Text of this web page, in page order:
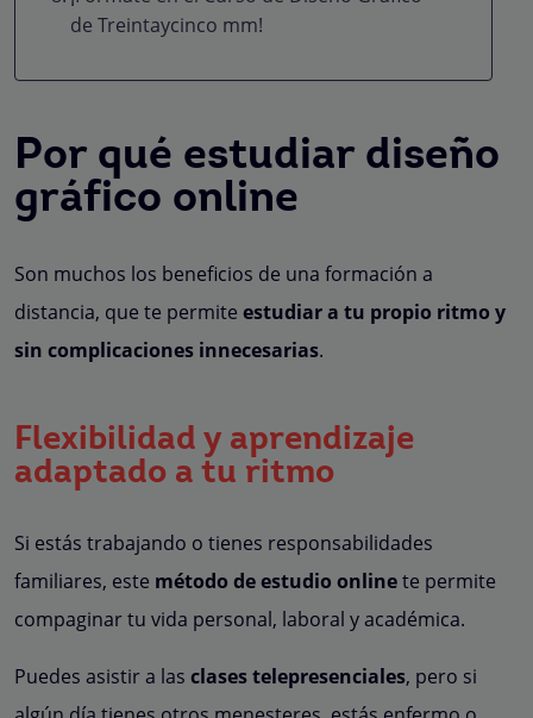
de Treintaycinco mm!
Por qué estudiar diseño
gráfico online
Son muchos los beneficios de una formación a
distancia, que te permite estudiar a tu propio ritmo y
sin complicaciones innecesarias.
Flexibilidad y aprendizaje
adaptado a tu ritmo
Si estás trabajando o tienes responsabilidades
familiares, este método de estudio onlinete permite
compaginar tu vida personal, laboral y académica.
Puedes asistir a las clases telepresenciales, pero si